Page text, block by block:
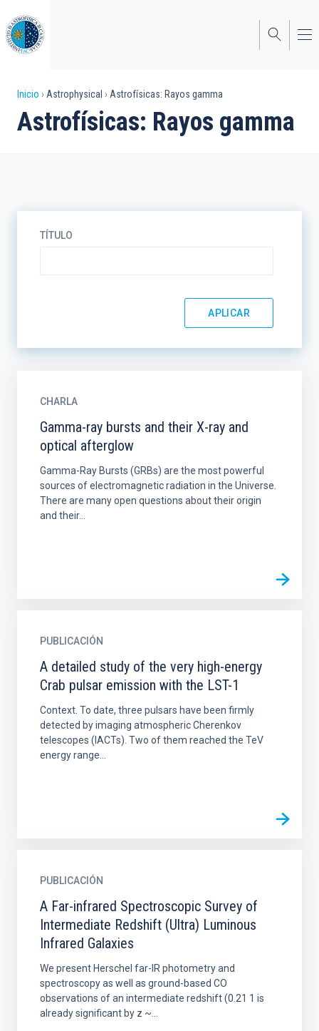
al
contenido
principal
Sobrescribir
enlaces
navegación
Inicio Astrophysical Astrofísicas: Rayos gamma
Astrofísicas: Rayos gamma
TÍTULO
CHARLA
Gamma-ray bursts and their X-ray and
optical afterglow
Gamma-Ray Bursts (GRBs) are the most powerful
sources of electromagnetic radiation in the Universe.
There are many open questions about their origin
and their...
PUBLICACIÓN
A detailed study of the very high-energy
Crab pulsar emission with the LST-1
Context. To date, three pulsars have been firmly
detected by imaging atmospheric Cherenkov
telescopes (IACTs). Two of them reached the TeV
energy range...
PUBLICACIÓN
A Far-infrared Spectroscopic Survey of
Intermediate Redshift (Ultra) Luminous
Infrared Galaxies
We present Herschel far-IR photometry and
spectroscopy as well as ground-based CO
observations of an intermediate redshift (0.21 1 is
already significant by z ~...